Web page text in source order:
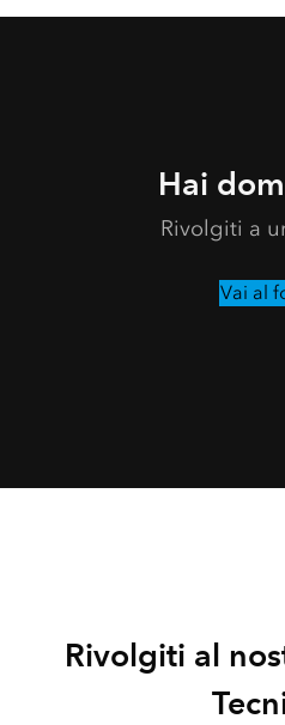
Hai
Rivolgiti a
Vai al
Rivolgiti al